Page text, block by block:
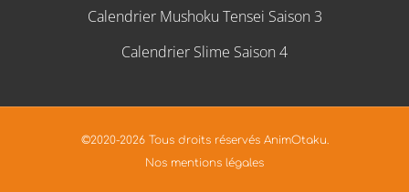
Calendrier Mushoku Tensei Saison 3
Calendrier Slime Saison 4
©2020-2026 Tous droits réservés AnimOtaku.
Nos mentions légales